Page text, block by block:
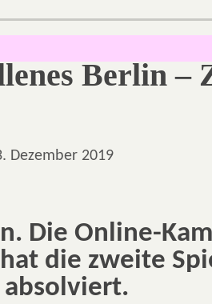
Berlin –
Dezember 2019
Die Online-
die zweite
absolviert.